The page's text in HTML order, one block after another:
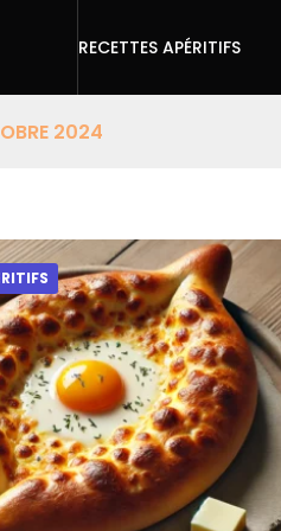
RECETTES APÉRITIFS
2024